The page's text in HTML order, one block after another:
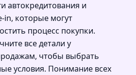
автокредитования и
которые могут
процесс покупки.
все детали у
чтобы выбрать
условия. Понимание всех